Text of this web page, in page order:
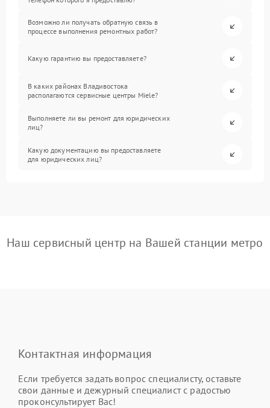
Возможно ли получать обратную связь в
процессе выполнения ремонтных работ?
Какую гарантию вы предоставляете?
В каких районах Владивостока
располагаются сервисные центры Miele?
Выполняете ли вы ремонт для юридических
лиц?
Какую документацию вы предоставляете
для юридических лиц?
Наш сервисный центр на Вашей станции метро
Контактная информация
Если требуется задать вопрос специалисту, оставьте
свои данные и дежурный специалист с радостью
проконсультирует Вас!